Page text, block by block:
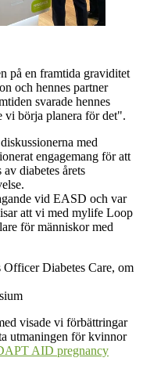
på en framtida graviditet
och hennes partner
svarade hennes
vi börja planera för det".
med
engagemang för att
diabetes årets
vid EASD och var
att vi med mylife Loop
för människor med
Officer Diabetes Care, om
visade vi förbättringar
utmaningen för kvinnor
AID pregnancy